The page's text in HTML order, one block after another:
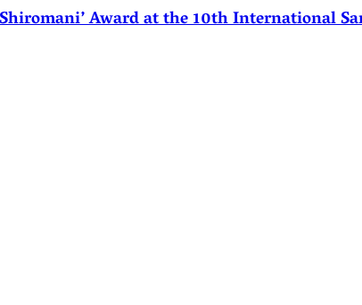
Award at the 10th International